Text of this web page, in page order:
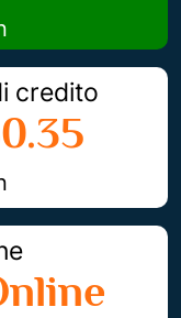
credito